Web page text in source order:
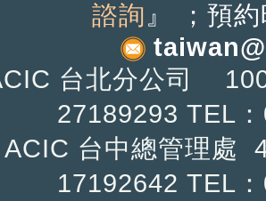
諮詢 』
；預
台北分公司
27189293 TEL
ACIC 台中總管理
17192642 TEL